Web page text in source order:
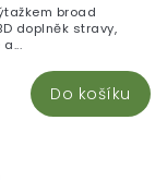
Do košíku
broad
doplněk stravy,